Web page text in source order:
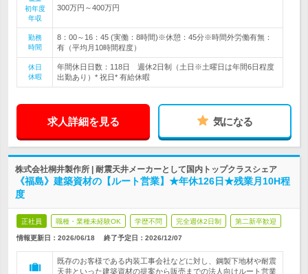
初年度
年収
300万円～400万円
勤務
時間
8：00～16：45 (実働：8時間)※休憩：45分※時間外労働有無：
有（平均月10時間程度）
休日
休暇
年間休日日数：118日 週休2日制（土日※土曜日は年間6日程度
出勤あり）* 祝日* 有給休暇
求人詳細を見る 気になる
株式会社桐井製作所 | 耐震天井メーカーとして国内トップクラスシェア
《福島》建築資材の【ルート営業】★年休126日★残業月10H程
度
正社員 職種・業種未経験OK 学歴不問 完全週休2日制 第二新卒歓迎
情報更新日：2026/06/18 終了予定日： 2026/12/07
既存のお客様である内装工事会社などに対し、鋼製下地材や耐震
天井といった建築資材の提案から販売までの法人向けルート営業